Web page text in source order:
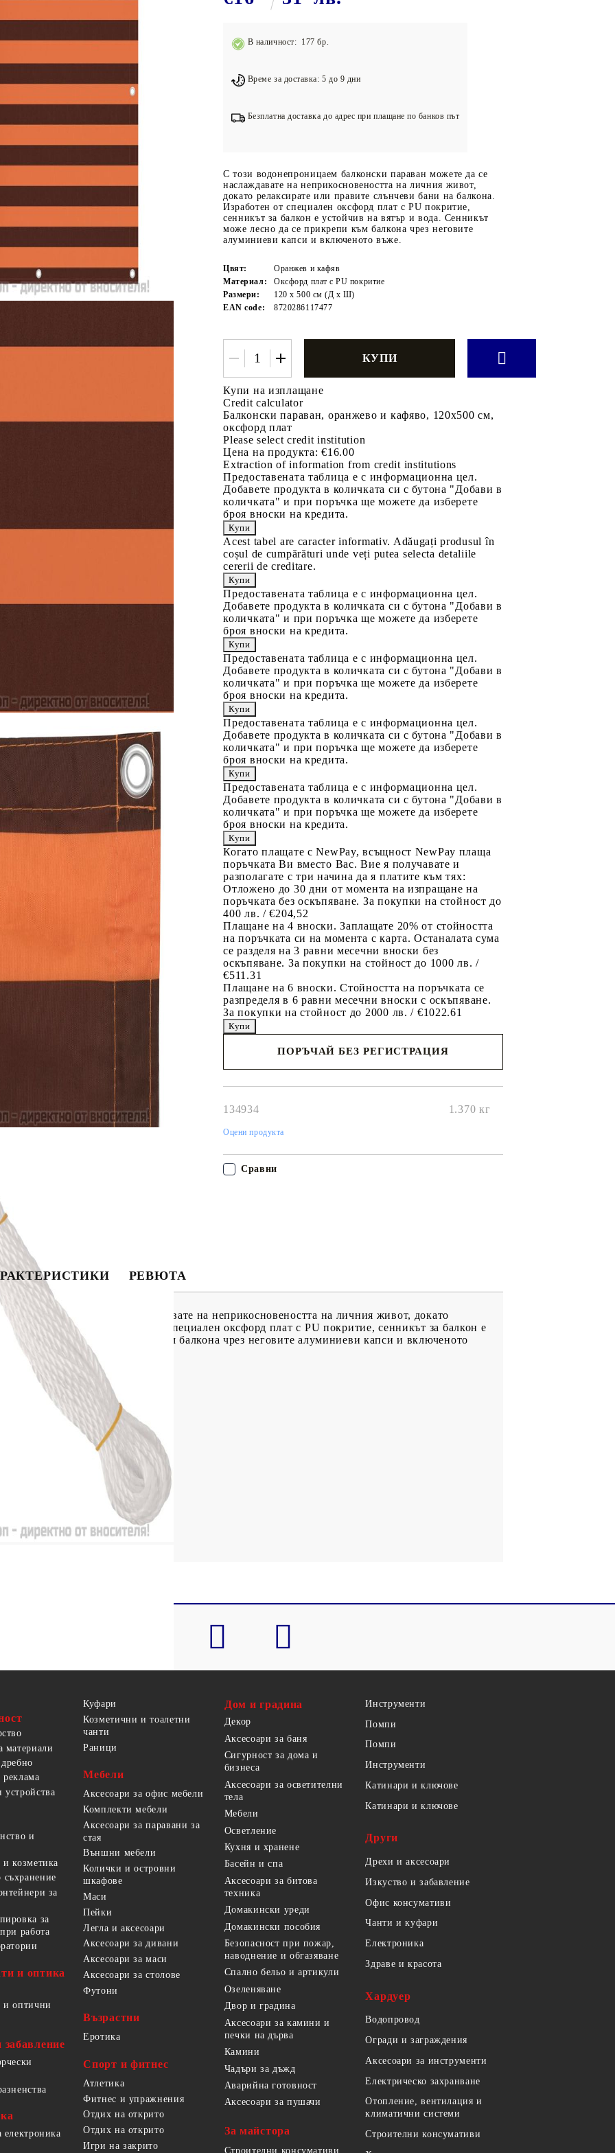
В наличност: 177 бр.
Време за доставка: 5 до 9 дни
Безплатна доставка до адрес при плащане по банков път
С този водонепроницаем балконски параван можете да се
наслаждавате на неприкосновеността на личния живот,
докато релаксирате или правите слънчеви бани на балкона.
Изработен от специален оксфорд плат с PU покритие,
сенникът за балкон е устойчив на вятър и вода. Сенникът
може лесно да се прикрепи към балкона чрез неговите
алуминиеви капси и включеното въже.
Цвят:
Оранжев и кафяв
Материал:
Оксфорд плат с PU покритие
Размери:
120 x 500 см (Д x Ш)
EAN code:
8720286117477
Купи на изплащане
Credit calculator
Балконски параван, оранжево и кафяво, 120x500 см,
оксфорд плат
Please select credit institution
Цена на продукта: €16.00
Extraction of information from credit institutions
Предоставената таблица е с информационна цел.
Добавете продукта в количката си с бутона "Добави в
количката" и при поръчка ще можете да изберете
броя вноски на кредита.
Acest tabel are caracter informativ. Adăugați produsul în
coșul de cumpărături unde veți putea selecta detaliile
cererii de creditare.
Предоставената таблица е с информационна цел.
Добавете продукта в количката си с бутона "Добави в
количката" и при поръчка ще можете да изберете
броя вноски на кредита.
Предоставената таблица е с информационна цел.
Добавете продукта в количката си с бутона "Добави в
количката" и при поръчка ще можете да изберете
броя вноски на кредита.
Предоставената таблица е с информационна цел.
Добавете продукта в количката си с бутона "Добави в
количката" и при поръчка ще можете да изберете
броя вноски на кредита.
Предоставената таблица е с информационна цел.
Добавете продукта в количката си с бутона "Добави в
количката" и при поръчка ще можете да изберете
броя вноски на кредита.
Когато плащате с NewPay, всъщност NewPay плаща
поръчката Ви вместо Вас. Вие я получавате и
разполагате с три начина да я платите към тях:
Отложено до 30 дни от момента на изпращане на
поръчката без оскъпяване. За покупки на стойност до
400 лв. / €204,52
Плащане на 4 вноски. Заплащате 20% от стойността
на поръчката си на момента с карта. Останалата сума
се разделя на 3 равни месечни вноски без
оскъпяване. За покупки на стойност до 1000 лв. /
€511.31
Плащане на 6 вноски. Стойността на поръчката се
разпределя в 6 равни месечни вноски с оскъпяване.
За покупки на стойност до 2000 лв. / €1022.61
ПОРЪЧАЙ БЕЗ РЕГИСТРАЦИЯ
134934 1.370 кг
Оцени продукта
Сравни
РЕВЮТА
параван можете да се наслаждавате на неприкосновеността на личния живот, докато
на балкона. Изработен от специален оксфорд плат с PU покритие, сенникът за балкон е
може лесно да се прикрепи към балкона чрез неговите алуминиеви капси и включеното
материали
и
козметика
за
за
работа
и оптика
и оптични
забавление
електроника
Куфари
Козметични и тоалетни
чанти
Раници
Мебели
Аксесоари за офис мебели
Комплекти мебели
Аксесоари за паравани за
стая
Външни мебели
Колички и островни
шкафове
Маси
Пейки
Легла и аксесоари
Аксесоари за дивани
Аксесоари за маси
Аксесоари за столове
Футони
Възрастни
Еротика
Спорт и фитнес
Атлетика
Фитнес и упражнения
Отдих на открито
Отдих на открито
Игри на закрито
Дом и градина
Декор
Аксесоари за баня
Сигурност за дома и
бизнеса
Аксесоари за осветителни
тела
Мебели
Осветление
Кухня и хранене
Басейн и спа
Аксесоари за битова
техника
Домакински уреди
Домакински пособия
Безопасност при пожар,
наводнение и обгазяване
Спално бельо и артикули
Озеленяване
Двор и градина
Аксесоари за камини и
печки на дърва
Камини
Чадъри за дъжд
Аварийна готовност
Аксесоари за пушачи
За майстора
Строителни консумативи
Инструменти
Помпи
Помпи
Инструменти
Катинари и ключове
Катинари и ключове
Други
Дрехи и аксесоари
Изкуство и забавление
Офис консумативи
Чанти и куфари
Електроника
Здраве и красота
Хардуер
Водопровод
Огради и заграждения
Аксесоари за инструменти
Електрическо захранване
Отопление, вентилация и
климатични системи
Строителни консумативи